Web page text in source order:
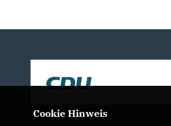
Cookie Hinweis